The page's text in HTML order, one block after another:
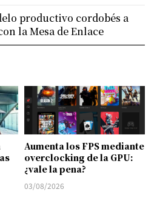
Aumenta los FPS mediante
overclocking de la GPU:
¿vale la pena?
03/08/2026
productivo cordobés a
la Mesa de Enlace